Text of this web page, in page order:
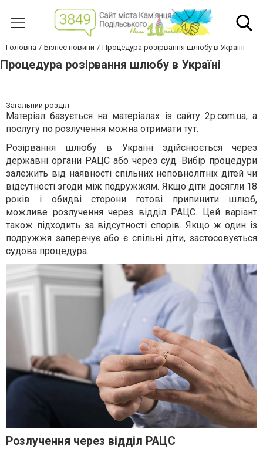
Головна Бізнес новини Процедура розірвання шлюбу в Україні
Процедура розірвання шлюбу в Україні
Загальний розділ
Матеріал базується на матеріалах із сайту 2p.com.ua, а
послугу по розлучення можна отримати тут.
Розірвання шлюбу в Україні здійснюється через
державні органи РАЦС або через суд. Вибір процедури
залежить від наявності спільних неповнолітніх дітей чи
відсутності згоди між подружжям. Якщо діти досягли 18
років і обидві сторони готові припинити шлюб,
можливе розлучення через відділ РАЦС. Цей варіант
також підходить за відсутності спорів. Якщо ж один із
подружжя заперечує або є спільні діти, застосовується
судова процедура.
Розлучення через відділ РАЦС